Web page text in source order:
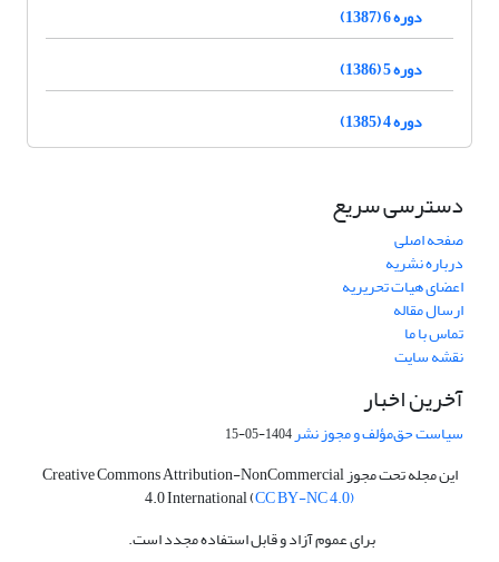
دوره 6 (1387)
دوره 5 (1386)
دوره 4 (1385)
دسترسی سریع
صفحه اصلی
درباره نشریه
اعضای هیات تحریریه
ارسال مقاله
تماس با ما
نقشه سایت
آخرین اخبار
سیاست حق‌مؤلف و مجوز نشر1404-05-15
این مجله تحت مجوز Creative Commons Attribution-NonCommercial
4.0 International (CC BY-NC 4.0)
برای عموم آزاد و قابل استفاده مجدد است.